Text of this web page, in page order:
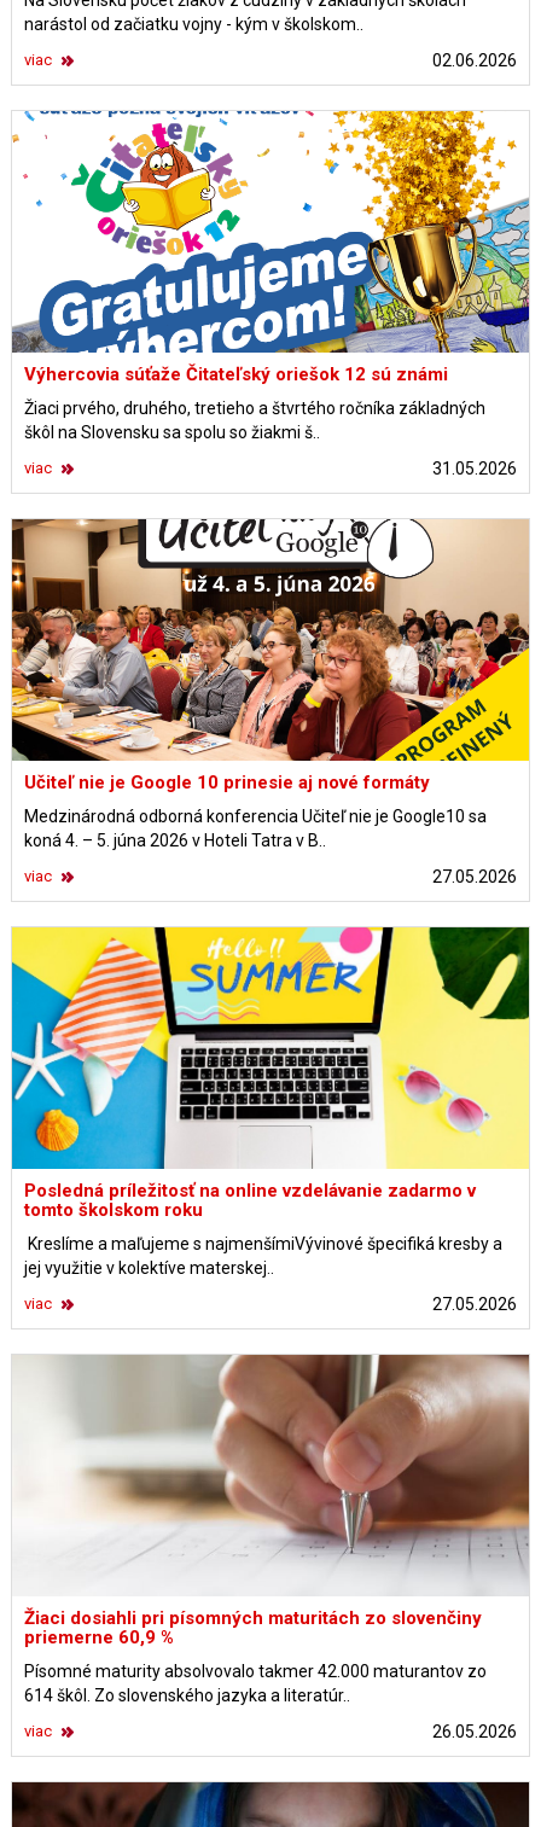
narástol od začiatku vojny - kým v školskom..
02.06.2026
viac
Výhercovia súťaže Čitateľský oriešok 12 sú známi
Žiaci prvého, druhého, tretieho a štvrtého ročníka základných
škôl na Slovensku sa spolu so žiakmi š..
31.05.2026
viac
Učiteľ nie je Google 10 prinesie aj nové formáty
Medzinárodná odborná konferencia Učiteľ nie je Google10 sa
koná 4. – 5. júna 2026 v Hoteli Tatra v B..
27.05.2026
viac
Posledná príležitosť na online vzdelávanie zadarmo v
tomto školskom roku
Kreslíme a maľujeme s najmenšímiVývinové špecifiká kresby a
jej využitie v kolektíve materskej..
27.05.2026
viac
Žiaci dosiahli pri písomných maturitách zo slovenčiny
priemerne 60,9 %
Písomné maturity absolvovalo takmer 42.000 maturantov zo
614 škôl. Zo slovenského jazyka a literatúr..
26.05.2026
viac